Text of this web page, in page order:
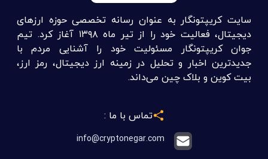
سایت کریپتونگار به عنوان رسانه تخصصی حوزه ارزهای
دیجیتال، فعالیت خود را از تیر ماه ۱۳۹۸ آغاز کرد. تیم
جوان کریپتونگار مسئولیت خود را آشنایی مردم با
جدیدترین اخبار و تحلیل در زمینه ارز دیجیتال، رمز ارز،
بیت کوین و بلاک چین می‌داند.
تماس با ما :
info@cryptonegar.com